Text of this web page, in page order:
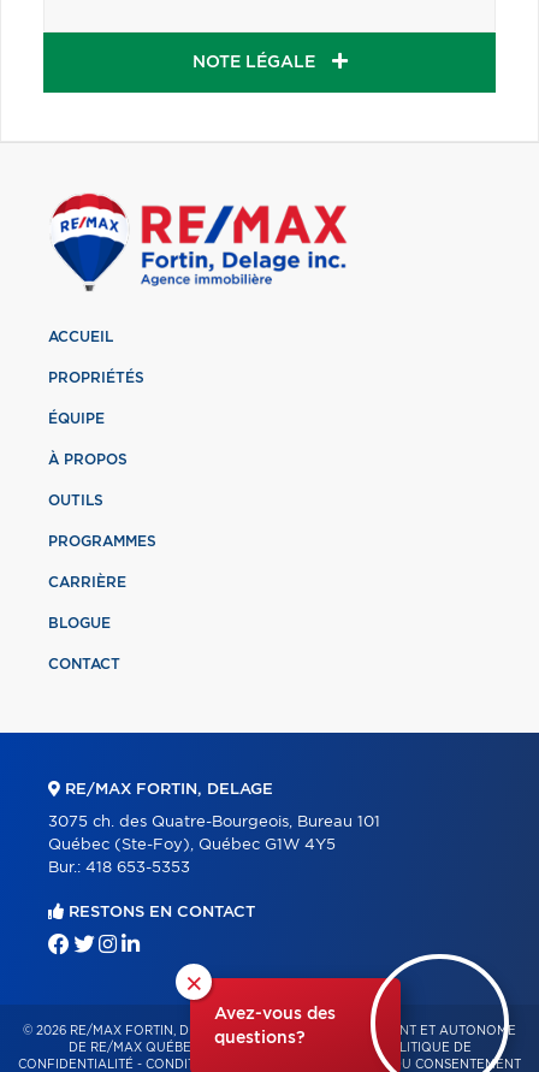
NOTE LÉGALE
×
Avez-vous des
questions?
ACCUEIL
PROPRIÉTÉS
ÉQUIPE
À PROPOS
OUTILS
PROGRAMMES
CARRIÈRE
BLOGUE
CONTACT
RE/MAX FORTIN, DELAGE
3075 ch. des Quatre-Bourgeois, Bureau 101
Québec (Ste-Foy), Québec G1W 4Y5
Bur.: 418 653-5353
RESTONS EN CONTACT
© 2026 RE/MAX FORTIN, DELAGE – FRANCHISÉ INDÉPENDANT ET AUTONOME
DE RE/MAX QUÉBEC – TOUS DROITS RÉSERVÉS -POLITIQUE DE
CONFIDENTIALITÉ - CONDITIONS D'UTILISATION GESTION DU CONSENTEMENT